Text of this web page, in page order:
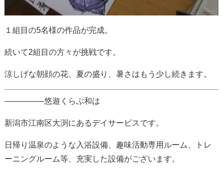
１組目の5名様の作品が完成。
続いて2組目の方々が挑戦です。
涼しげな朝顔の花、夏の盛り、暑さはもう少し続きます。
—————悠遊くらぶ和は
新潟市江南区大渕にあるデイサービスです。
日帰り温泉のような入浴設備、趣味活動専用ルーム、トレ
ーニングルーム等、充実した設備がございます。